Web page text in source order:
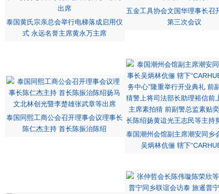
泰国黄氏宗亲总会举行电梯落成启用仪
式 永远名誉主席黄永万主席
五金工具协会文国华理事长召
第三次会议
泰国同熙工商公会召开理事会议理事长
陈仁杰主持 首长陈振治陈绍
泰国潮州会馆副主席潮安同乡
吴炳林伉俪 辖下